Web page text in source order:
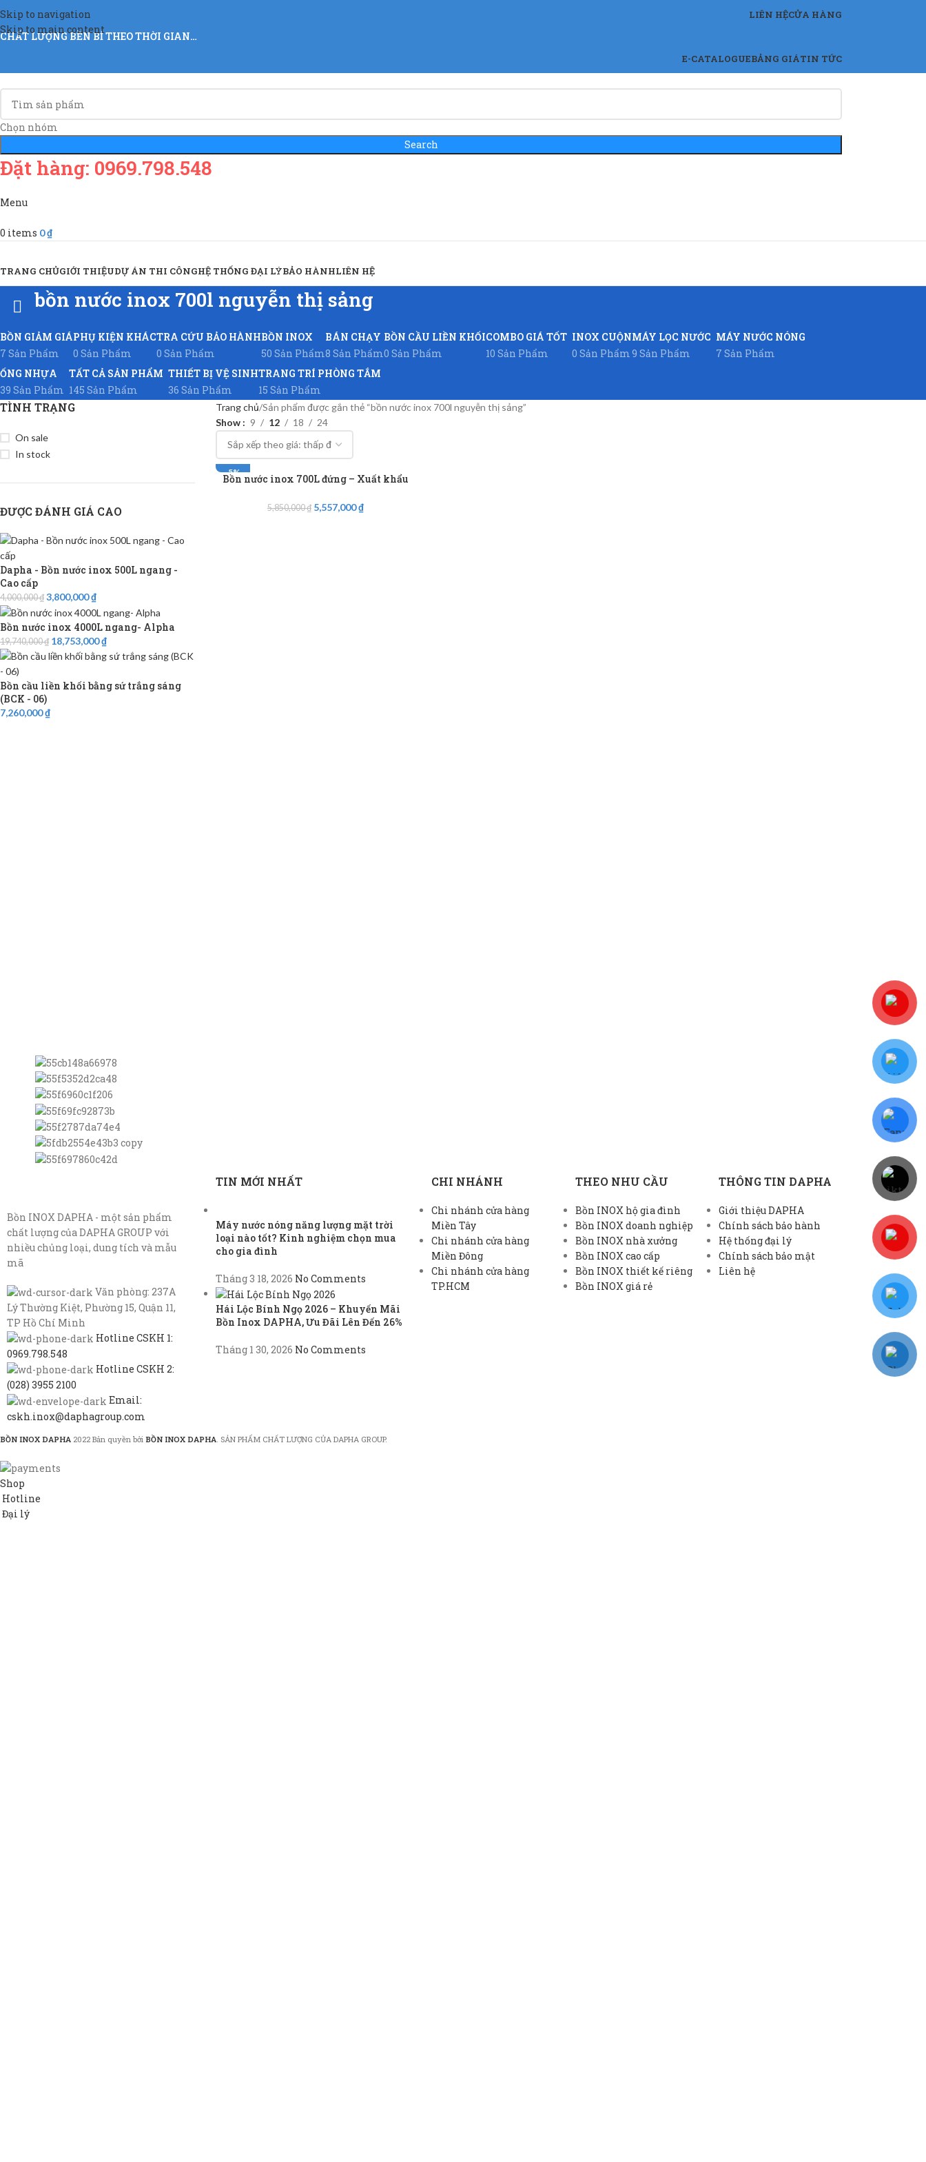
Skip to navigation
Skip to main content
LIÊN HỆCỬA HÀNG
CHẤT LƯỢNG BỀN BỈ THEO THỜI GIAN…
E-CATALOGUEBẢNG GIÁTIN TỨC
Chọn nhóm
Search
Đặt hàng: 0969.798.548
Menu
0 items 0₫
TRANG CHỦGIỚI THIỆUDỰ ÁN THI CÔNGHỆ THỐNG ĐẠI LÝBẢO HÀNHLIÊN HỆ
bồn nước inox 700l nguyễn thị sảng
BỒN GIẢM GIÁ
7 Sản Phẩm
PHỤ KIỆN KHÁC
0 Sản Phẩm
TRA CỨU BẢO HÀNH
0 Sản Phẩm
BỒN INOX
50 Sản Phẩm
BÁN CHẠY
8 Sản Phẩm
BỒN CẦU LIỀN KHỐI
0 Sản Phẩm
COMBO GIÁ TỐT
10 Sản Phẩm
INOX CUỘN
0 Sản Phẩm
MÁY LỌC NƯỚC
9 Sản Phẩm
MÁY NƯỚC NÓNG
7 Sản Phẩm
ỐNG NHỰA
39 Sản Phẩm
TẤT CẢ SẢN PHẨM
145 Sản Phẩm
THIẾT BỊ VỆ SINH
36 Sản Phẩm
TRANG TRÍ PHÒNG TẮM
15 Sản Phẩm
TÌNH TRẠNG
On sale
In stock
ĐƯỢC ĐÁNH GIÁ CAO
Dapha - Bồn nước inox 500L ngang -
Cao cấp
4,000,000₫ 3,800,000₫
Bồn nước inox 4000L ngang- Alpha
19,740,000₫ 18,753,000₫
Bồn cầu liền khối bằng sứ trắng sáng
(BCK - 06)
7,260,000₫
Trang chủ Sản phẩm được gắn thẻ “bồn nước inox 700l nguyễn thị sảng”
Show
9 12 18 24
-5%
Bồn nước inox 700L đứng – Xuất khẩu
5,850,000₫ 5,557,000₫
Bồn INOX DAPHA - một sản phẩm
chất lượng của DAPHA GROUP với
nhiều chủng loại, dung tích và mẫu
mã
Văn phòng: 237A
Lý Thường Kiệt, Phường 15, Quận 11,
TP Hồ Chí Minh
Hotline CSKH 1:
0969.798.548
Hotline CSKH 2:
(028) 3955 2100
Email:
cskh.inox@daphagroup.com
TIN MỚI NHẤT
Máy nước nóng năng lượng mặt trời
loại nào tốt? Kinh nghiệm chọn mua
cho gia đình
Tháng 3 18, 2026 No Comments
Hái Lộc Bính Ngọ 2026 – Khuyến Mãi
Bồn Inox DAPHA, Ưu Đãi Lên Đến 26%
Tháng 1 30, 2026 No Comments
CHI NHÁNH
Chi nhánh cửa hàng
Miền Tây
Chi nhánh cửa hàng
Miền Đông
Chi nhánh cửa hàng
TP.HCM
THEO NHU CẦU
Bồn INOX hộ gia đình
Bồn INOX doanh nghiệp
Bồn INOX nhà xưởng
Bồn INOX cao cấp
Bồn INOX thiết kế riêng
Bồn INOX giá rẻ
THÔNG TIN DAPHA
Giới thiệu DAPHA
Chính sách bảo hành
Hệ thống đại lý
Chính sách bảo mật
Liên hệ
BỒN INOX DAPHA 2022 Bản quyền bởi BỒN INOX DAPHA . SẢN PHẨM CHẤT LƯỢNG CỦA DAPHA GROUP.
Shop
Hotline
Đại lý